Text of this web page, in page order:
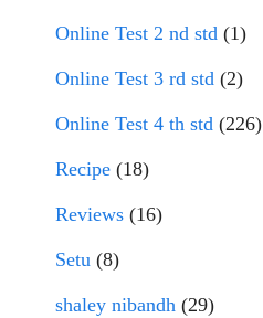
Online Test 2 nd std (1)
Online Test 3 rd std (2)
Online Test 4 th std (226)
Recipe (18)
Reviews (16)
Setu (8)
shaley nibandh (29)